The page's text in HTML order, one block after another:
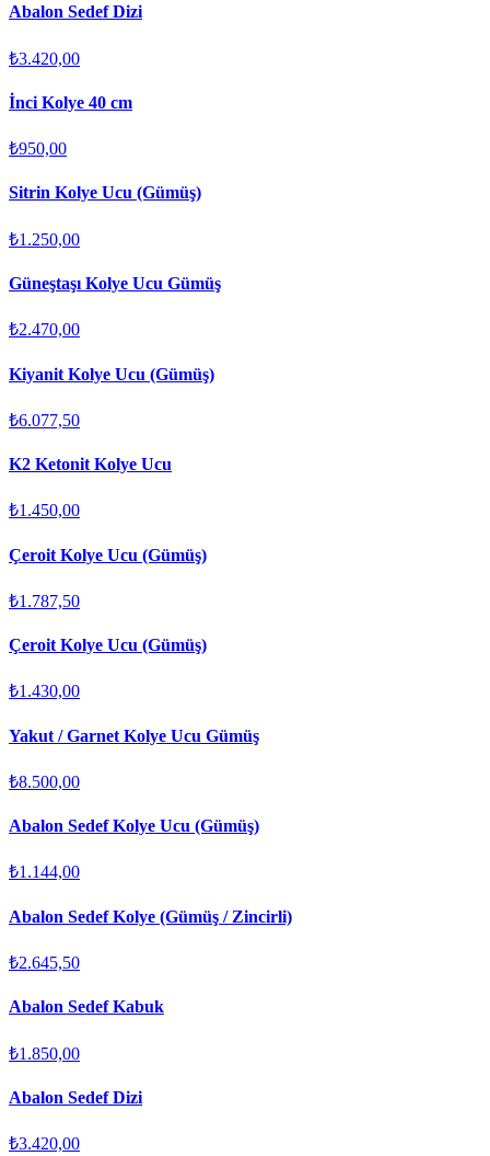
Abalon Sedef Dizi
₺3.420,00
İnci Kolye 40 cm
₺950,00
Sitrin Kolye Ucu (Gümüş)
₺1.250,00
Güneştaşı Kolye Ucu Gümüş
₺2.470,00
Kiyanit Kolye Ucu (Gümüş)
₺6.077,50
K2 Ketonit Kolye Ucu
₺1.450,00
Çeroit Kolye Ucu (Gümüş)
₺1.787,50
Çeroit Kolye Ucu (Gümüş)
₺1.430,00
Yakut / Garnet Kolye Ucu Gümüş
₺8.500,00
Abalon Sedef Kolye Ucu (Gümüş)
₺1.144,00
Abalon Sedef Kolye (Gümüş / Zincirli)
₺2.645,50
Abalon Sedef Kabuk
₺1.850,00
Abalon Sedef Dizi
₺3.420,00